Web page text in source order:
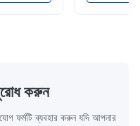
করুন
ফর্মটি ব্যবহার করুন যদি আপনার